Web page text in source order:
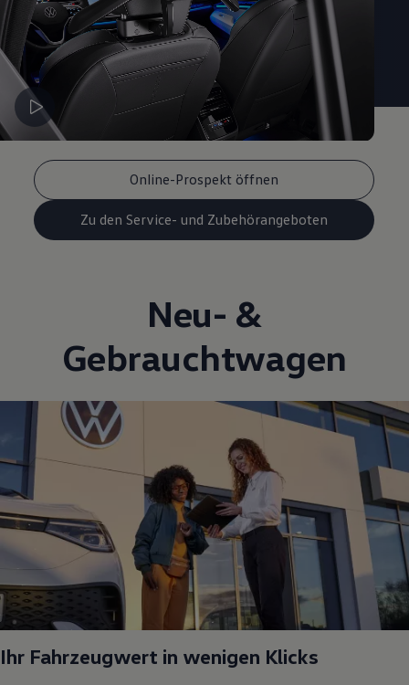
Magazin
Lifestyle
Transport
Familie
Elektromobilität
Volkswagen R
Pannen- und Unfallhilfe
Volkswagen Kundenbetreuung
Online-Prospekt öffnen
Zu den Service- und Zubehörangeboten
Neu- &
Gebrauchtwagen
Ihr Fahrzeugwert in wenigen Klicks